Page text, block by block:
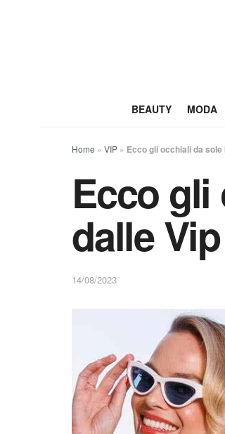
BEAUTY MODA
Home » VIP » Ecco gli occhiali da
Ecco
dalle
14/08/2023